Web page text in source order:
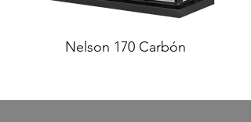
Nelson 170 Carbón